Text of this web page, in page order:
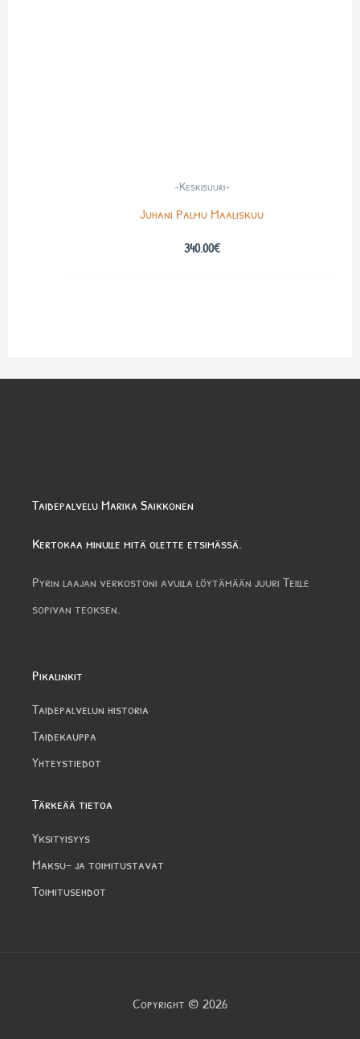
-Keskisuuri-
Juhani Palmu Maaliskuu
340.00€
Taidepalvelu Marika Saikkonen
Kertokaa minulle mitä olette etsimässä.
Pyrin laajan verkostoni avulla löytämään juuri Teille
sopivan teoksen.
Pikalinkit
Taidepalvelun historia
Taidekauppa
Yhteystiedot
Tärkeää tietoa
Yksityisyys
Maksu- ja toimitustavat
Toimitusehdot
Copyright © 2026